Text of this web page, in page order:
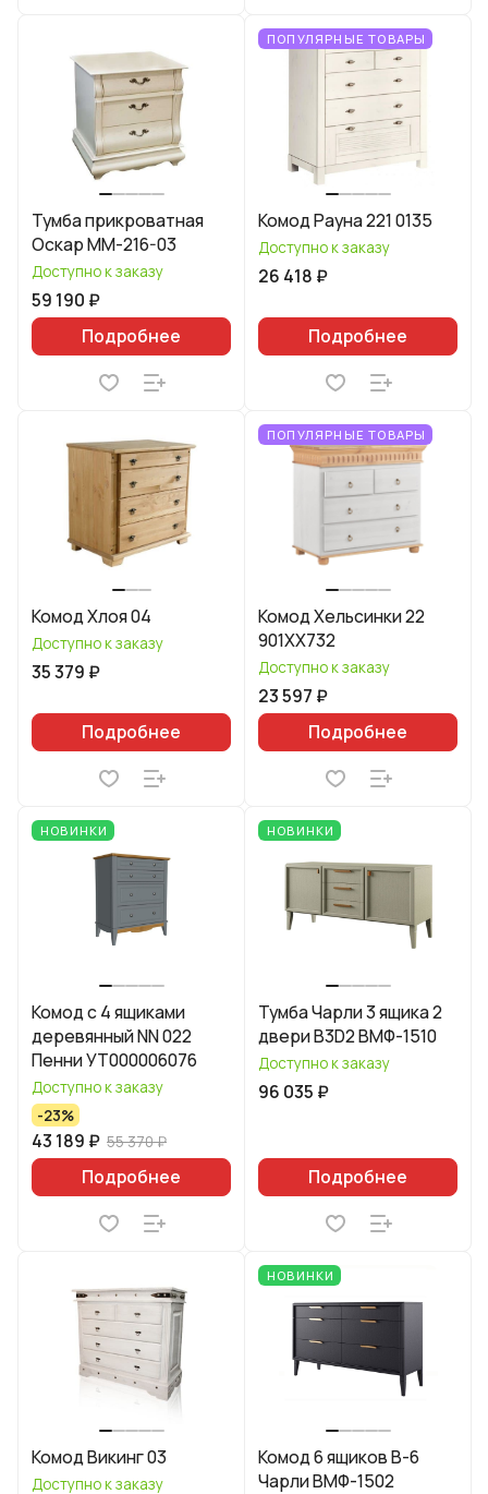
Тумба прикроватная
Оскар ММ-216-03
Доступно к заказу
59 190 ₽
Подробнее
ПОПУЛЯРНЫЕ ТОВАРЫ
Комод Рауна 221 0135
Доступно к заказу
26 418 ₽
Подробнее
Комод Хлоя 04
Доступно к заказу
35 379 ₽
Подробнее
ПОПУЛЯРНЫЕ ТОВАРЫ
Комод Хельсинки 22
901XX732
Доступно к заказу
23 597 ₽
Подробнее
НОВИНКИ
Комод с 4 ящиками
деревянный NN 022
Пенни УТ000006076
Доступно к заказу
-23%
43 189 ₽ 55 370 ₽
Подробнее
НОВИНКИ
Тумба Чарли 3 ящика 2
двери B3D2 ВМФ-1510
Доступно к заказу
96 035 ₽
Подробнее
Комод Викинг 03
Доступно к заказу
НОВИНКИ
Комод 6 ящиков В-6
Чарли ВМФ-1502